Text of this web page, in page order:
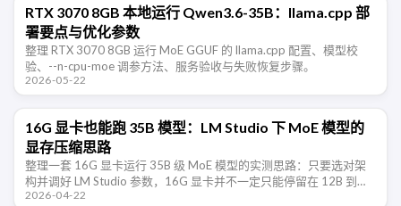
RTX 3070 8GB 本地运行 Qwen3.6-35B：llama.cpp 部
署要点与优化参数
整理 RTX 3070 8GB 运行 MoE GGUF 的 llama.cpp 配置、模型校
验、--n-cpu-moe 调参方法、服务验收与失败恢复步骤。
2026-05-22
16G 显卡也能跑 35B 模型：LM Studio 下 MoE 模型的
显存压缩思路
整理一套 16G 显卡运行 35B 级 MoE 模型的实测思路：只要选对架
构并调好 LM Studio 参数，16G 显卡并不一定只能停留在 12B 到
14B 模型。
2026-04-22